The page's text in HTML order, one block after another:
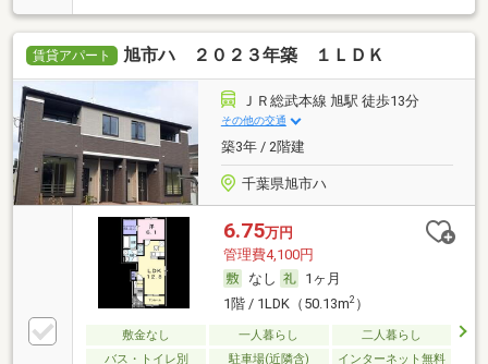
賃貸アパート 旭市ハ ２０２３年築 １ＬＤＫ
ＪＲ総武本線 旭駅 徒歩13分
その他の交通
築3年 / 2階建
千葉県旭市ハ
6.75万円
管理費4,100円
なし
1ヶ月
1階 / 1LDK（50.13m2）
敷金なし 一人暮らし
二人暮らし
バス・トイレ別
駐車場(近隣含) インターネット無料